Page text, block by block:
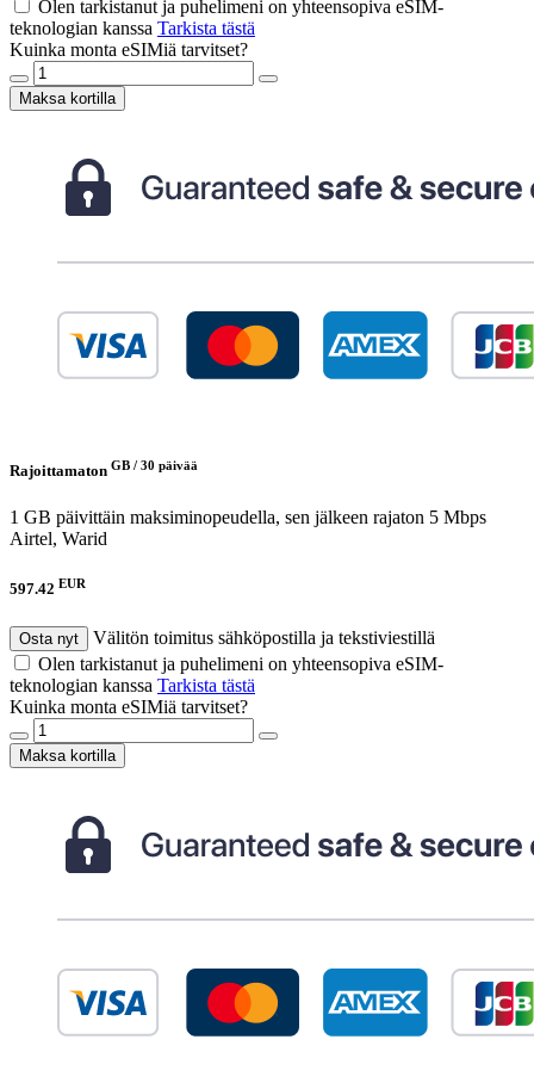
Olen tarkistanut ja puhelimeni on yhteensopiva eSIM-
teknologian kanssa Tarkista tästä
Kuinka monta eSIMiä tarvitset?
Maksa kortilla
Rajoittamaton GB / 30 päivää
1 GB päivittäin maksiminopeudella, sen jälkeen rajaton 5 Mbps
Airtel, Warid
597.42 EUR
Osta nyt
Välitön toimitus sähköpostilla ja tekstiviestillä
Olen tarkistanut ja puhelimeni on yhteensopiva eSIM-
teknologian kanssa Tarkista tästä
Kuinka monta eSIMiä tarvitset?
Maksa kortilla